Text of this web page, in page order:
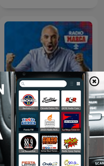
La Tribu con Raúl Varela